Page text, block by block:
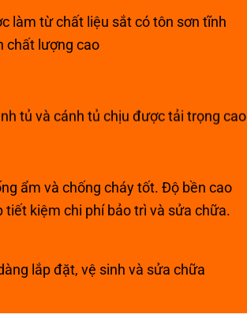
làm từ chất liệu sắt có tôn sơn tĩnh
chất lượng cao
tủ và cánh tủ chịu được tải trọng cao
ẩm và chống cháy tốt. Độ bền cao
tiết kiệm chi phí bảo trì và sửa chữa.
lắp đặt, vệ sinh và sửa chữa